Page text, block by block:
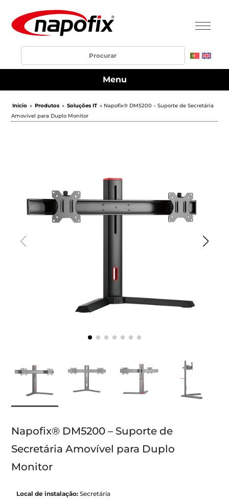
Menu
Início » Produtos » Soluções IT » Napofix® DM5200 – Suporte de Secretária
Amovível para Duplo Monitor
Napofix® DM5200 – Suporte de
Secretária Amovível para Duplo
Monitor
Local de instalação:Secretária